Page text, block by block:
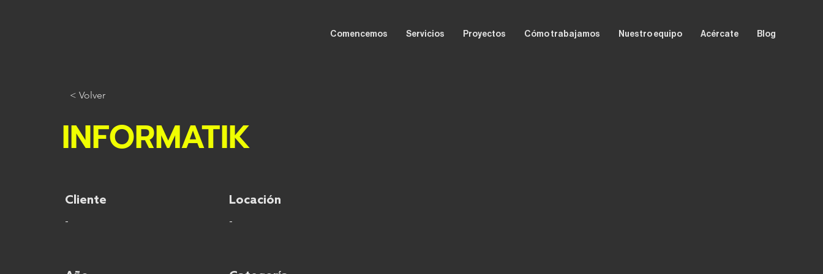
Comencemos Servicios Proyectos Cómo trabajamos Nuestro equipo Acércate Blog
< Volver
INFORMATIK
Cliente
-
Locación
-